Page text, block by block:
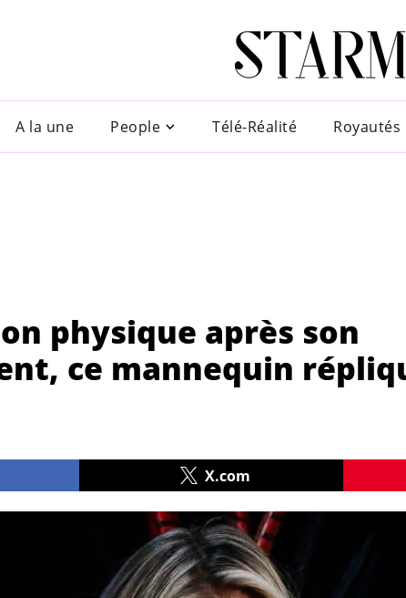
A la une People Télé-Réalité Royautés
physique après son
ce mannequin
X.com